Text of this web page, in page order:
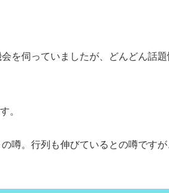
を伺っていましたが、どんどん話
。
噂。行列も伸びているとの噂ですが